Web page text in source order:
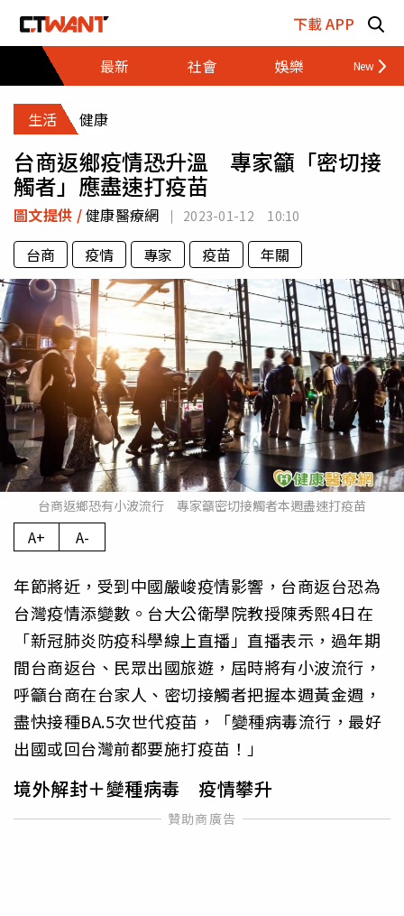
下載 APP
最新
社會 娛樂 財經
生活 健康
台商返鄉疫情恐升溫 專家籲「密切接
觸者」應盡速打疫苗
圖文提供 /健康醫療網 2023-01-12 10:10
台商 疫情 專家 疫苗 年關
台商返鄉恐有小波流行 專家籲密切接觸者本週盡速打疫苗
A+ A-
年節將近，受到中國嚴峻疫情影響，台商返台恐為
台灣疫情添變數。台大公衛學院教授陳秀熙4日在
「新冠肺炎防疫科學線上直播」直播表示，過年期
間台商返台、民眾出國旅遊，屆時將有小波流行，
呼籲台商在台家人、密切接觸者把握本週黃金週，
盡快接種BA.5次世代疫苗，「變種病毒流行，最好
出國或回台灣前都要施打疫苗！」
境外解封＋變種病毒 疫情攀升